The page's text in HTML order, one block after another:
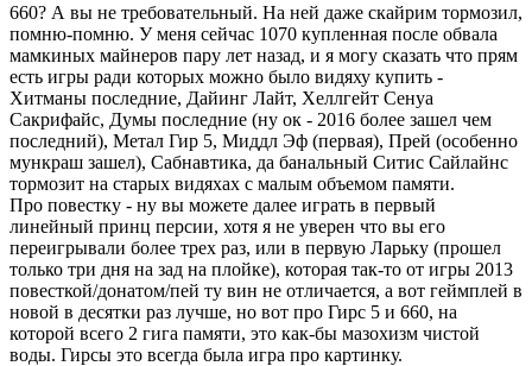
660? А вы не требовательный. На ней даже скайрим тормозил,
помню-помню. У меня сейчас 1070 купленная после обвала
мамкиных майнеров пару лет назад, и я могу сказать что прям
есть игры ради которых можно было видяху купить -
Хитманы последние, Дайинг Лайт, Хеллгейт Сенуа
Сакрифайс, Думы последние (ну ок - 2016 более зашел чем
последний), Метал Гир 5, Миддл Эф (первая), Прей (особенно
мункраш зашел), Сабнавтика, да банальный Ситис Сайлайнс
тормозит на старых видяхах с малым объемом памяти.
Про повестку - ну вы можете далее играть в первый
линейный принц персии, хотя я не уверен что вы его
переигрывали более трех раз, или в первую Ларьку (прошел
только три дня на зад на плойке), которая так-то от игры 2013
повесткой/донатом/пей ту вин не отличается, а вот геймплей в
новой в десятки раз лучше, но вот про Гирс 5 и 660, на
которой всего 2 гига памяти, это как-бы мазохизм чистой
воды. Гирсы это всегда была игра про картинку.